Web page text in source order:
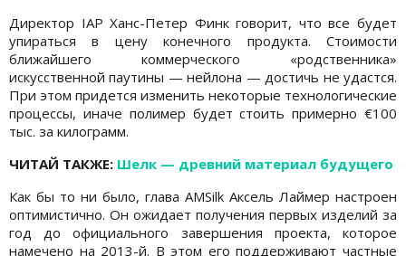
Директор IAP Ханс-Петер Финк говорит, что все будет
упираться в цену конечного продукта. Стоимости
ближайшего коммерческого «родственника»
искусственной паутины — нейлона — достичь не удастся.
При этом придется изменить некоторые технологические
процессы, иначе полимер будет стоить примерно €100
тыс. за килограмм.
ЧИТАЙ ТАКЖЕ: Шелк — древний материал будущего
Как бы то ни было, глава AMSilk Аксель Лаймер настроен
оптимистично. Он ожидает получения первых изделий за
год до официального завершения проекта, которое
намечено на 2013-й. В этом его поддерживают частные